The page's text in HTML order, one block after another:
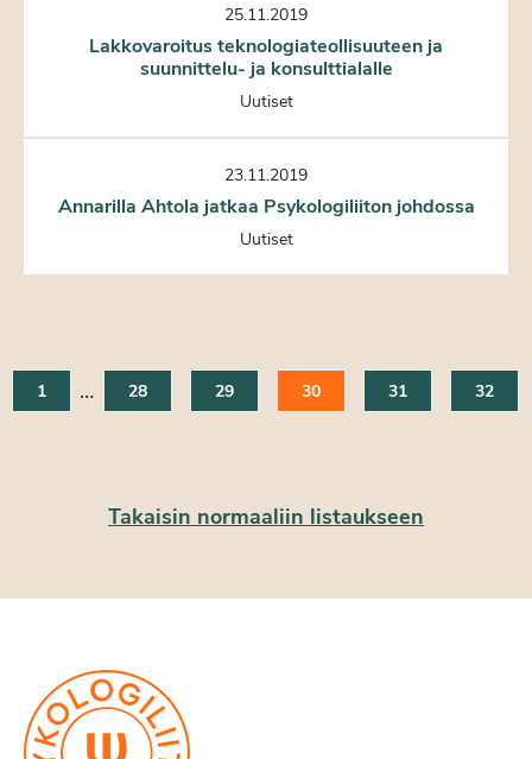
25.11.2019
Lakkovaroitus teknologiateollisuuteen ja
suunnittelu- ja konsulttialalle
Uutiset
23.11.2019
Annarilla Ahtola jatkaa Psykologiliiton johdossa
Uutiset
1 … 28 29 30 31 32
Takaisin normaaliin listaukseen